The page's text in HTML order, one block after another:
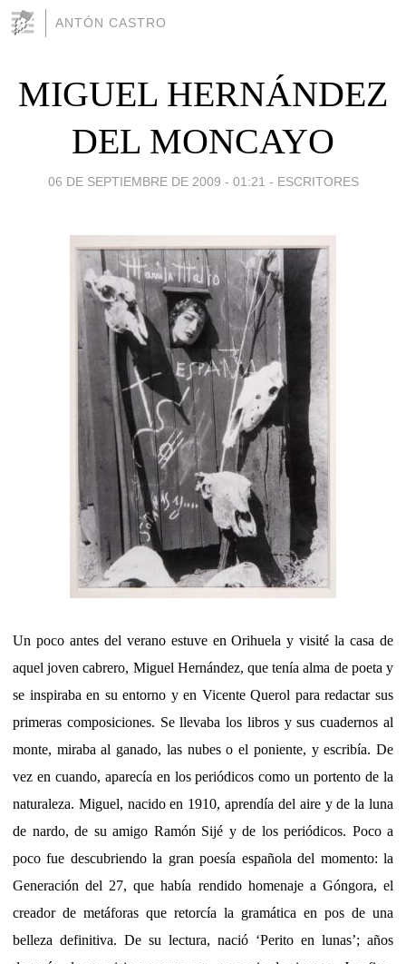
ANTÓN CASTRO
MIGUEL HERNÁNDEZ
DEL MONCAYO
06 DE SEPTIEMBRE DE 2009 - 01:21 - ESCRITORES
Un poco antes del verano estuve en Orihuela y visité la casa de
aquel joven cabrero, Miguel Hernández, que tenía alma de poeta y
se inspiraba en su entorno y en Vicente Querol para redactar sus
primeras composiciones. Se llevaba los libros y sus cuadernos al
monte, miraba al ganado, las nubes o el poniente, y escribía. De
vez en cuando, aparecía en los periódicos como un portento de la
naturaleza. Miguel, nacido en 1910, aprendía del aire y de la luna
de nardo, de su amigo Ramón Sijé y de los periódicos. Poco a
poco fue descubriendo la gran poesía española del momento: la
Generación del 27, que había rendido homenaje a Góngora, el
creador de metáforas que retorcía la gramática en pos de una
belleza definitiva. De su lectura, nació ‘Perito en lunas’; años